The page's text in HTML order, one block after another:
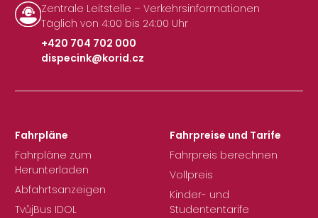
Zentrale Leitstelle – Verkehrsinformationen
Täglich von 4:00 bis 24:00 Uhr
+420 704 702 000
|
dispecink@korid.cz
Fahrpläne
Fahrpläne zum
Herunterladen
Abfahrtsanzeigen
TvůjBus IDOL
Fahrpreise und Tarife
Fahrpreis berechnen
Vollpreis
Kinder- und
Studententarife